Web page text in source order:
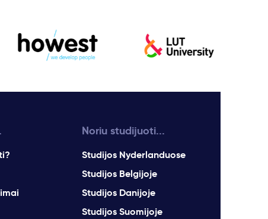
Noriu studijuoti...
Studijos Nyderlanduose
Studijos Belgijoje
Studijos Danijoje
Studijos Suomijoje